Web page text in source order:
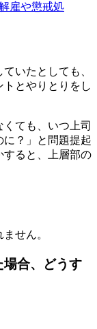
雇や懲戒処
いたとしても、
とやりとりをし
ても、いつ上司
？」と問題提起
すると、上層部の
せん。
合、どうす